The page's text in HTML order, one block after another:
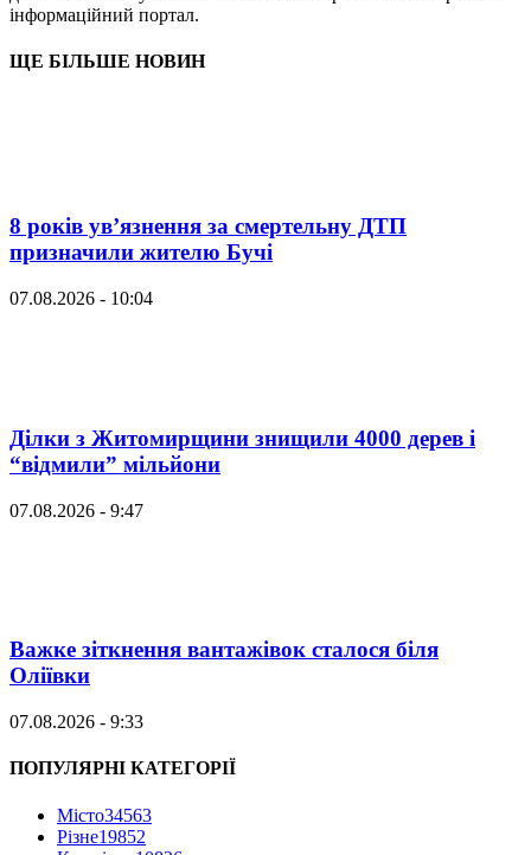
інформаційний портал.
ЩЕ БІЛЬШЕ НОВИН
8 років ув’язнення за смертельну ДТП
призначили жителю Бучі
07.08.2026 - 10:04
Ділки з Житомирщини знищили 4000 дерев і
“відмили” мільйони
07.08.2026 - 9:47
Важке зіткнення вантажівок сталося біля
Оліївки
07.08.2026 - 9:33
ПОПУЛЯРНІ КАТЕГОРІЇ
Місто34563
Різне19852